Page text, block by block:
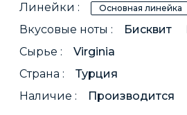
Линейки :
Основная линейка
Вкусовые ноты : Бисквит
Сырье :
Virginia
Страна :
Турция
Наличие :
Производится